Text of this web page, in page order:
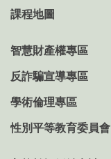
課程地圖
智慧財產權專區
反詐騙宣導專區
學術倫理專區
性別平等教育委員會